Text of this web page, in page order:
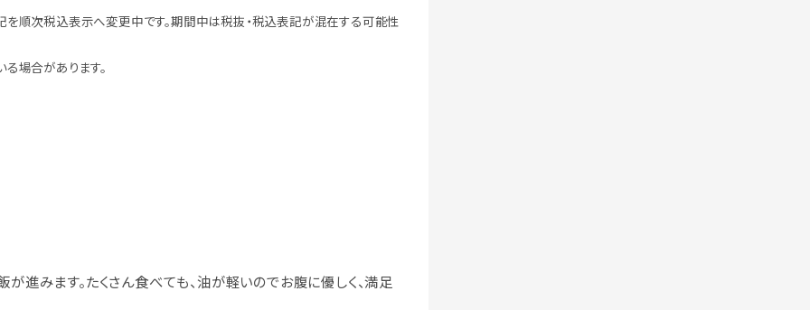
順次税込表示へ変更中です。期間中は税抜・税込表記が混在する可能性
場合があります。
が進みます。たくさん食べても、油が軽いのでお腹に優しく、満足